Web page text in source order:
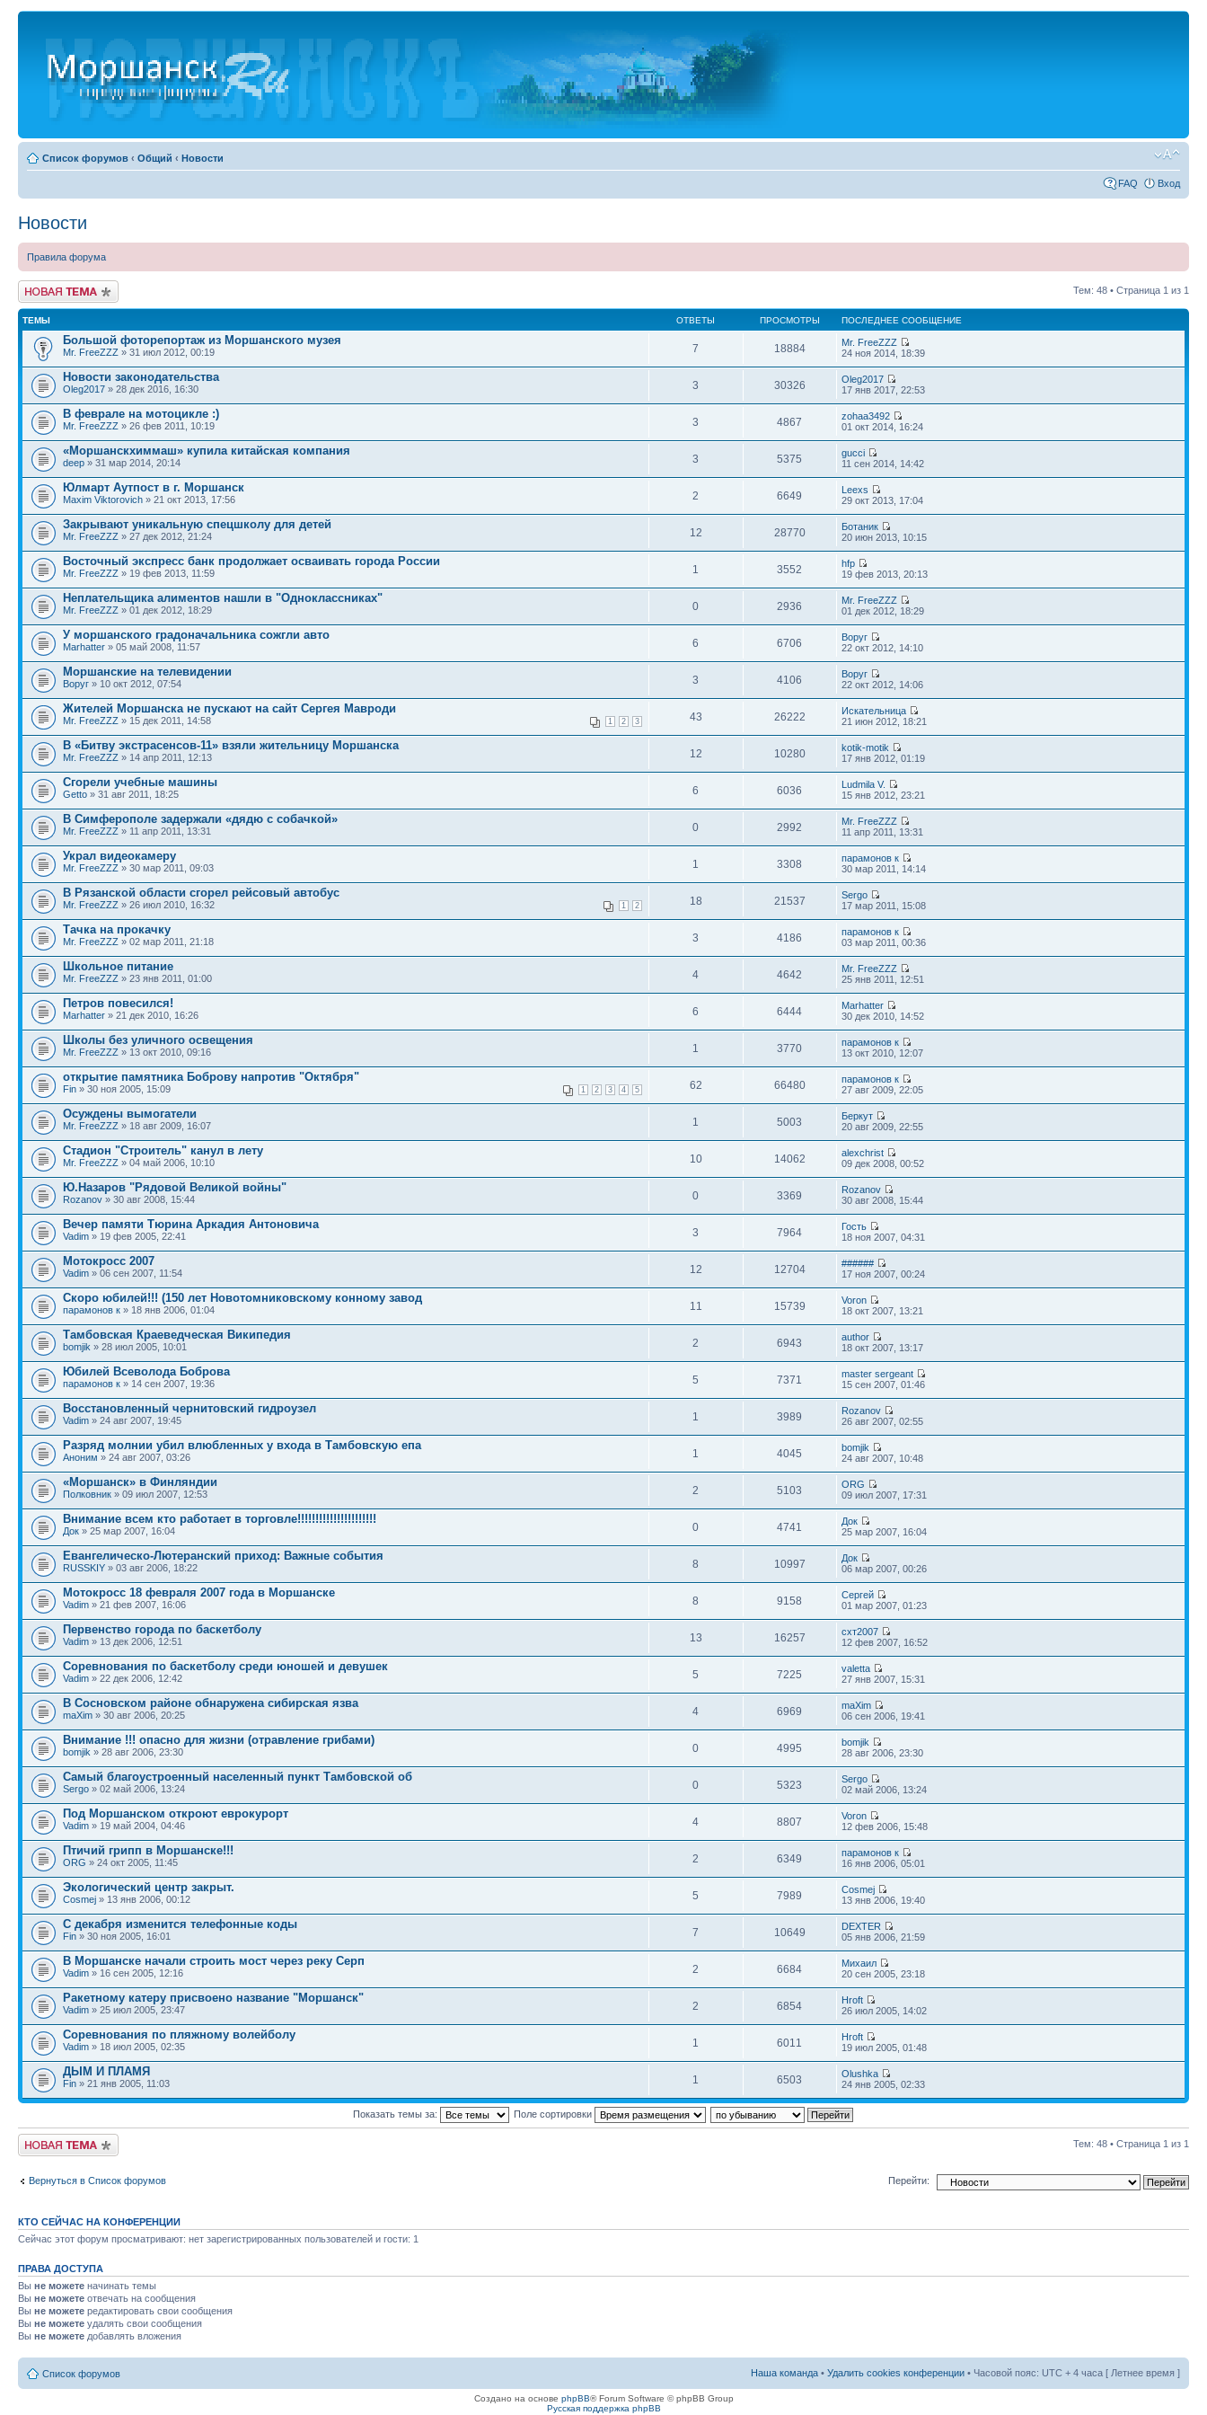
Список форумов ‹ Общий ‹ Новости
FAQ Вход
Новости
Правила форума
Новая тема Тем: 48 • Страница 1 из 1
ТЕМЫ ОТВЕТЫ ПРОСМОТРЫ ПОСЛЕДНЕЕ СООБЩЕНИЕ
Большой фоторепортаж из Моршанского музея
Mr. FreeZZZ » 31 июл 2012, 00:19 7 18884
Mr. FreeZZZ
24 ноя 2014, 18:39
Новости законодательства
Oleg2017 » 28 дек 2016, 16:30 3 30326
Oleg2017
17 янв 2017, 22:53
В феврале на мотоцикле :)
Mr. FreeZZZ » 26 фев 2011, 10:19 3 4867
zohaa3492
01 окт 2014, 16:24
«Моршанскхиммаш» купила китайская компания
deep » 31 мар 2014, 20:14 3 5375
gucci
11 сен 2014, 14:42
Юлмарт Аутпост в г. Моршанск
Maxim Viktorovich » 21 окт 2013, 17:56 2 6649
Leexs
29 окт 2013, 17:04
Закрывают уникальную спецшколу для детей
Mr. FreeZZZ » 27 дек 2012, 21:24 12 28770
Ботаник
20 июн 2013, 10:15
Восточный экспресс банк продолжает осваивать города России
Mr. FreeZZZ » 19 фев 2013, 11:59 1 3552
hfp
19 фев 2013, 20:13
Неплательщика алиментов нашли в "Одноклассниках"
Mr. FreeZZZ » 01 дек 2012, 18:29 0 2936
Mr. FreeZZZ
01 дек 2012, 18:29
У моршанского градоначальника сожгли авто
Marhatter » 05 май 2008, 11:57 6 6706
Воруг
22 окт 2012, 14:10
Моршанские на телевидении
Воруг » 10 окт 2012, 07:54 3 4106
Воруг
22 окт 2012, 14:06
Жителей Моршанска не пускают на сайт Сергея Мавроди
1 2 3
Mr. FreeZZZ » 15 дек 2011, 14:58 43 26222
Искательница
21 июн 2012, 18:21
В «Битву экстрасенсов-11» взяли жительницу Моршанска
Mr. FreeZZZ » 14 апр 2011, 12:13 12 10280
kotik-motik
17 янв 2012, 01:19
Сгорели учебные машины
Getto » 31 авг 2011, 18:25 6 6036
Ludmila V.
15 янв 2012, 23:21
В Симферополе задержали «дядю с собачкой»
Mr. FreeZZZ » 11 апр 2011, 13:31 0 2992
Mr. FreeZZZ
11 апр 2011, 13:31
Украл видеокамеру
Mr. FreeZZZ » 30 мар 2011, 09:03 1 3308
парамонов к
30 мар 2011, 14:14
В Рязанской области сгорел рейсовый автобус
1 2
Mr. FreeZZZ » 26 июл 2010, 16:32 18 21537
Sergo
17 мар 2011, 15:08
Тачка на прокачку
Mr. FreeZZZ » 02 мар 2011, 21:18 3 4186
парамонов к
03 мар 2011, 00:36
Школьное питание
Mr. FreeZZZ » 23 янв 2011, 01:00 4 4642
Mr. FreeZZZ
25 янв 2011, 12:51
Петров повесился!
Marhatter » 21 дек 2010, 16:26 6 6444
Marhatter
30 дек 2010, 14:52
Школы без уличного освещения
Mr. FreeZZZ » 13 окт 2010, 09:16 1 3770
парамонов к
13 окт 2010, 12:07
открытие памятника Боброву напротив "Октября"
1 2 3 4 5
Fin » 30 ноя 2005, 15:09 62 66480
парамонов к
27 авг 2009, 22:05
Осуждены вымогатели
Mr. FreeZZZ » 18 авг 2009, 16:07 1 5003
Беркут
20 авг 2009, 22:55
Стадион "Строитель" канул в лету
Mr. FreeZZZ » 04 май 2006, 10:10 10 14062
alexchrist
09 дек 2008, 00:52
Ю.Назаров "Рядовой Великой войны"
Rozanov » 30 авг 2008, 15:44 0 3369
Rozanov
30 авг 2008, 15:44
Вечер памяти Тюрина Аркадия Антоновича
Vadim » 19 фев 2005, 22:41 3 7964
Гость
18 ноя 2007, 04:31
Мотокросс 2007
Vadim » 06 сен 2007, 11:54 12 12704
######
17 ноя 2007, 00:24
Скоро юбилей!!! (150 лет Новотомниковскому конному завод
парамонов к » 18 янв 2006, 01:04 11 15739
Voron
18 окт 2007, 13:21
Тамбовская Краеведческая Википедия
bomjik » 28 июл 2005, 10:01 2 6943
author
18 окт 2007, 13:17
Юбилей Всеволода Боброва
парамонов к » 14 сен 2007, 19:36 5 7371
master sergeant
15 сен 2007, 01:46
Восстановленный чернитовский гидроузел
Vadim » 24 авг 2007, 19:45 1 3989
Rozanov
26 авг 2007, 02:55
Разряд молнии убил влюбленных у входа в Тамбовскую епа
Аноним » 24 авг 2007, 03:26 1 4045
bomjik
24 авг 2007, 10:48
«Моршанск» в Финляндии
Полковник » 09 июл 2007, 12:53 2 5103
ORG
09 июл 2007, 17:31
Внимание всем кто работает в торговле!!!!!!!!!!!!!!!!!!!!!!
Док » 25 мар 2007, 16:04 0 4741
Док
25 мар 2007, 16:04
Евангелическо-Лютеранский приход: Важные события
RUSSKIY » 03 авг 2006, 18:22 8 10997
Док
06 мар 2007, 00:26
Мотокросс 18 февраля 2007 года в Моршанске
Vadim » 21 фев 2007, 16:06 8 9158
Сергей
01 мар 2007, 01:23
Первенство города по баскетболу
Vadim » 13 дек 2006, 12:51 13 16257
схт2007
12 фев 2007, 16:52
Cоревнования по баскетболу среди юношей и девушек
Vadim » 22 дек 2006, 12:42 5 7225
valetta
27 янв 2007, 15:31
В Сосновском районе обнаружена сибирская язва
maXim » 30 авг 2006, 20:25 4 6969
maXim
06 сен 2006, 19:41
Внимание !!! опасно для жизни (отравление грибами)
bomjik » 28 авг 2006, 23:30 0 4995
bomjik
28 авг 2006, 23:30
Самый благоустроенный населенный пункт Тамбовской об
Sergo » 02 май 2006, 13:24 0 5323
Sergo
02 май 2006, 13:24
Под Моршанском откроют еврокурорт
Vadim » 19 май 2004, 04:46 4 8807
Voron
12 фев 2006, 15:48
Птичий грипп в Моршанске!!!
ORG » 24 окт 2005, 11:45 2 6349
парамонов к
16 янв 2006, 05:01
Экологический центр закрыт.
Cosmej » 13 янв 2006, 00:12 5 7989
Cosmej
13 янв 2006, 19:40
С декабря изменится телефонные коды
Fin » 30 ноя 2005, 16:01 7 10649
DEXTER
05 янв 2006, 21:59
В Моршанске начали строить мост через реку Серп
Vadim » 16 сен 2005, 12:16 2 6684
Михаил
20 сен 2005, 23:18
Ракетному катеру присвоено название "Моршанск"
Vadim » 25 июл 2005, 23:47 2 6854
Hroft
26 июл 2005, 14:02
Соревнования по пляжному волейболу
Vadim » 18 июл 2005, 02:35 1 6011
Hroft
19 июл 2005, 01:48
ДЫМ И ПЛАМЯ
Fin » 21 янв 2005, 11:03 1 6503
Olushka
24 янв 2005, 02:33
Показать темы за: Поле сортировки
Новая тема Тем: 48 • Страница 1 из 1
Вернуться в Список форумов Перейти:
КТО СЕЙЧАС НА КОНФЕРЕНЦИИ
Сейчас этот форум просматривают: нет зарегистрированных пользователей и гости: 1
ПРАВА ДОСТУПА
Вы не можете начинать темы
Вы не можете отвечать на сообщения
Вы не можете редактировать свои сообщения
Вы не можете удалять свои сообщения
Вы не можете добавлять вложения
Список форумов Наша команда • Удалить cookies конференции • Часовой пояс: UTC + 4 часа [ Летнее время ]
Создано на основе phpBB® Forum Software © phpBB Group
Русская поддержка phpBB